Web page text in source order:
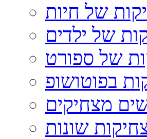
של חיות
של ילדים
של ספורט
בפוטושופ
מצחיקים
שונות